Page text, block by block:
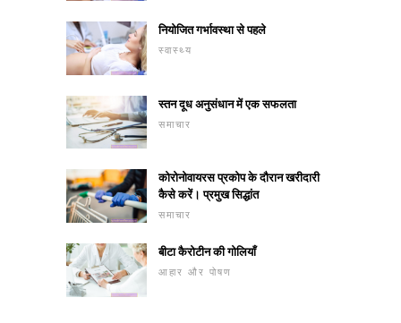
नियोजित गर्भावस्था से पहले
स्वास्थ्य
स्तन दूध अनुसंधान में एक सफलता
समाचार
कोरोनोवायरस प्रकोप के दौरान खरीदारी
कैसे करें। प्रमुख सिद्धांत
समाचार
बीटा कैरोटीन की गोलियाँ
आहार और पोषण